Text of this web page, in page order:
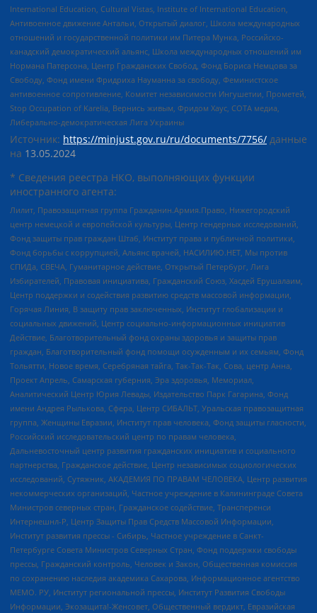
International Education, Cultural Vistas, Institute of International Education,
Антивоенное движение Антальи, Открытый диалог, Школа международных
отношений и государственной политики им Питера Мунка, Российско-
канадский демократический альянс, Школа международных отношений им
Нормана Патерсона, Центр Гражданских Свобод, Фонд Бориса Немцова за
Свободу, Фонд имени Фридриха Науманна за свободу, Феминистское
антивоенное сопротивление, Комитет независимости Ингушетии, Прометей,
Stop Occupation of Karelia, Вернись живым, Фридом Хаус, СОТА медиа,
Либерально-демократическая Лига Украины
Источник: https://minjust.gov.ru/ru/documents/7756/ данные
на 13.05.2024
* Сведения реестра НКО, выполняющих функции
иностранного агента:
Лилит, Правозащитная группа Гражданин.Армия.Право, Нижегородский
центр немецкой и европейской культуры, Центр гендерных исследований,
Фонд защиты прав граждан Штаб, Институт права и публичной политики,
Фонд борьбы с коррупцией, Альянс врачей, НАСИЛИЮ.НЕТ, Мы против
СПИДа, СВЕЧА, Гуманитарное действие, Открытый Петербург, Лига
Избирателей, Правовая инициатива, Гражданский Союз, Хасдей Ерушалаим,
Центр поддержки и содействия развитию средств массовой информации,
Горячая Линия, В защиту прав заключенных, Институт глобализации и
социальных движений, Центр социально-информационных инициатив
Действие, Благотворительный фонд охраны здоровья и защиты прав
граждан, Благотворительный фонд помощи осужденным и их семьям, Фонд
Тольятти, Новое время, Серебряная тайга, Так-Так-Так, Сова, центр Анна,
Проект Апрель, Самарская губерния, Эра здоровья, Мемориал,
Аналитический Центр Юрия Левады, Издательство Парк Гагарина, Фонд
имени Андрея Рылькова, Сфера, Центр СИБАЛЬТ, Уральская правозащитная
группа, Женщины Евразии, Институт прав человека, Фонд защиты гласности,
Российский исследовательский центр по правам человека,
Дальневосточный центр развития гражданских инициатив и социального
партнерства, Гражданское действие, Центр независимых социологических
исследований, Сутяжник, АКАДЕМИЯ ПО ПРАВАМ ЧЕЛОВЕКА, Центр развития
некоммерческих организаций, Частное учреждение в Калининграде Совета
Министров северных стран, Гражданское содействие, Трансперенси
Интернешнл-Р, Центр Защиты Прав Средств Массовой Информации,
Институт развития прессы - Сибирь, Частное учреждение в Санкт-
Петербурге Совета Министров Северных Стран, Фонд поддержки свободы
прессы, Гражданский контроль, Человек и Закон, Общественная комиссия
по сохранению наследия академика Сахарова, Информационное агентство
МЕМО. РУ, Институт региональной прессы, Институт Развития Свободы
Информации, Экозащита!-Женсовет, Общественный вердикт, Евразийская